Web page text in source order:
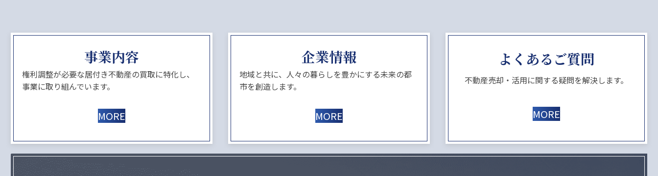
事業内容
権利調整が必要な居付き不動産の買取に特化し、
事業に取り組んでいます。
MORE
企業情報
地域と共に、人々の暮らしを豊かにする未来の都
市を創造します。
MORE
よくあるご質問
不動産売却・活用に関する疑問を解決します。
MORE